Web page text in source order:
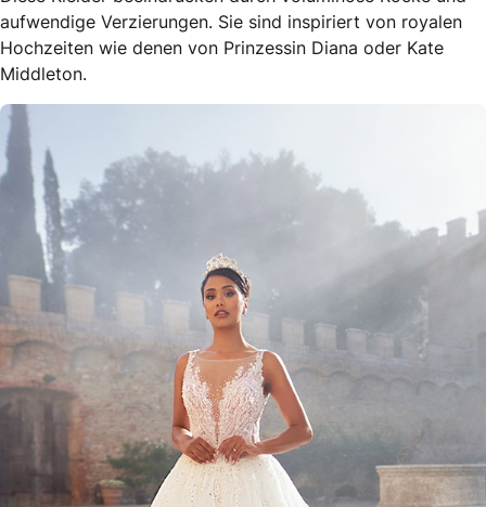
aufwendige Verzierungen. Sie sind inspiriert von royalen
Hochzeiten wie denen von Prinzessin Diana oder Kate
Middleton.